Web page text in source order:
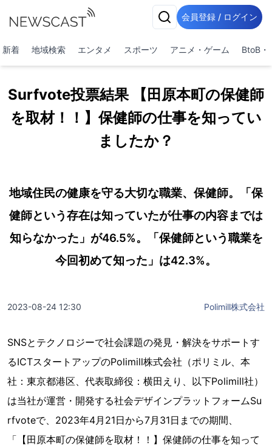
会員登録 / ログイン
新着 地域検索 エンタメ スポーツ アニメ・ゲーム BtoB・
Surfvote投票結果 【田原本町の保健師
を取材！！】保健師の仕事を知ってい
ましたか？
地域住民の健康を守る大切な職業、保健師。「保
健師という存在は知っていたが仕事の内容までは
知らなかった」が46.5%。「保健師という職業を
今回初めて知った」は42.3%。
2023-08-24 12:30 Polimill株式会社
SNSとテクノロジーで社会課題の発見・解決をサポートす
るICTスタートアップのPolimill株式会社（ポリミル、本
社：東京都港区、代表取締役：横田えり、以下Polimill社）
は当社が運営・開発する社会デザインプラットフォームSu
rfvoteで、2023年4月21日から7月31日までの期間、
「【田原本町の保健師を取材！！】保健師の仕事を知って